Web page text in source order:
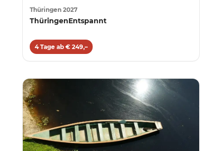
Thüringen 2027
ThüringenEntspannt
4 Tage ab € 249,–